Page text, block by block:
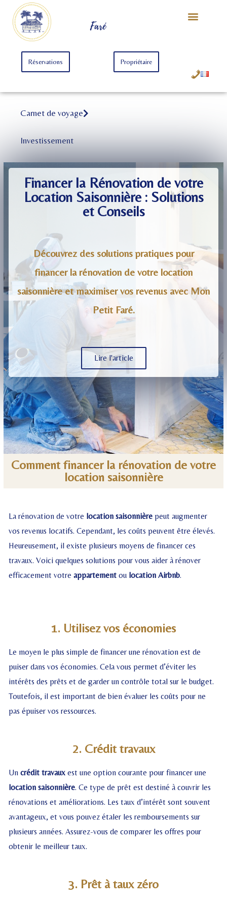
Faré
Réservations Propriétaire
Carnet de voyage
Investissement
Financer la Rénovation de votre
Location Saisonnière : Solutions
et Conseils
Découvrez des solutions pratiques pour
financer la rénovation de votre location
saisonnière et maximiser vos revenus avec Mon
Petit Faré.
Lire l'article
Comment financer la rénovation de votre
location saisonnière
La rénovation de votre location saisonnière peut augmenter
vos revenus locatifs. Cependant, les coûts peuvent être élevés.
Heureusement, il existe plusieurs moyens de financer ces
travaux. Voici quelques solutions pour vous aider à rénover
efficacement votreappartement ou location Airbnb.
1. Utilisez vos économies
Le moyen le plus simple de financer une rénovation est de
puiser dans vos économies. Cela vous permet d’éviter les
intérêts des prêts et de garder un contrôle total sur le budget.
Toutefois, il est important de bien évaluer les coûts pour ne
pas épuiser vos ressources.
2. Crédit travaux
Uncrédit travaux est une option courante pour financer une
location saisonnière. Ce type de prêt est destiné à couvrir les
rénovations et améliorations. Les taux d’intérêt sont souvent
avantageux, et vous pouvez étaler les remboursements sur
plusieurs années. Assurez-vous de comparer les offres pour
obtenir le meilleur taux.
3. Prêt à taux zéro